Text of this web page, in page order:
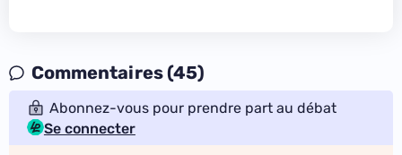
Commentaires (45)
Abonnez-vous pour prendre part au débat
Se connecter